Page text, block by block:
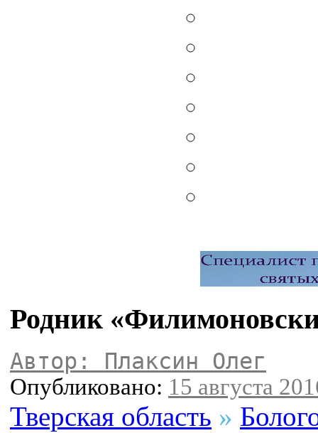
Родник
Автор: Плаксин Олег
Опубликовано: 15 августа
Тверская область »